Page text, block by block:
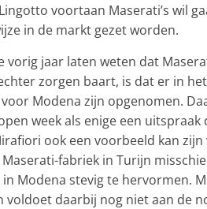
voortaan Maserati’s wil
in de markt gezet worden.
vorig jaar laten weten dat
zorgen baart, is dat er in
Modena zijn opgenomen.
week als enige een
ook een voorbeeld kan
fabriek in Turijn
Modena stevig te hervormen.
voldoet daarbij nog niet aan